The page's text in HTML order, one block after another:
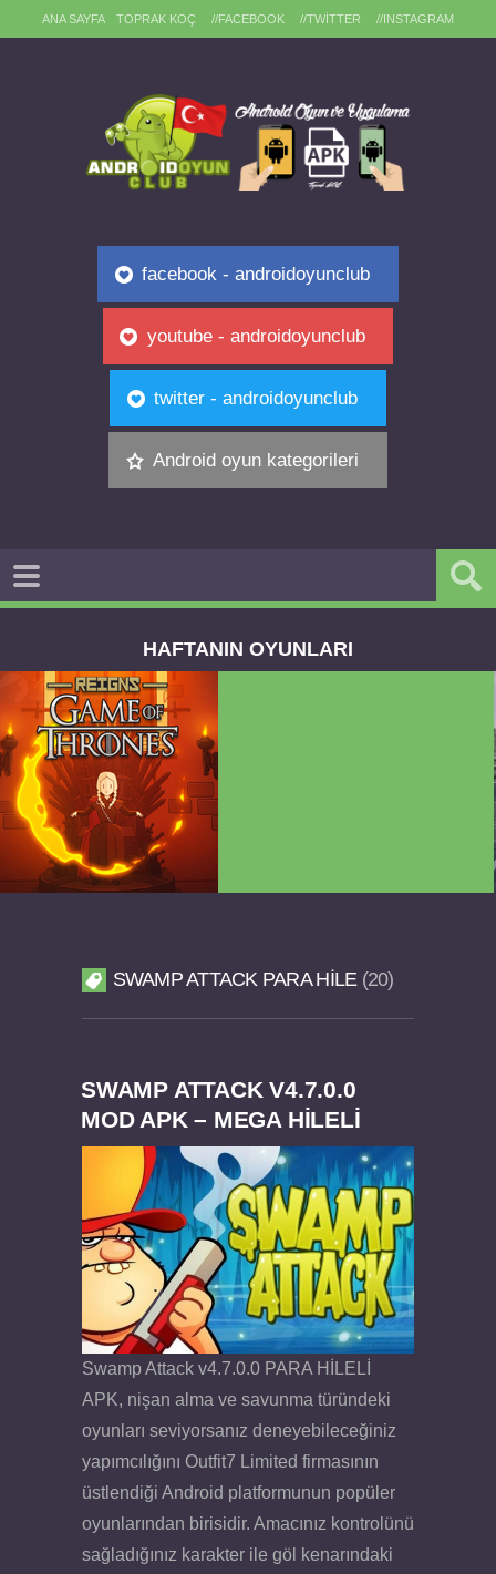
ANA SAYFA TOPRAK KOÇ //FACEBOOK //TWITTER //INSTAGRAM
facebook - androidoyunclub
youtube - androidoyunclub
twitter - androidoyunclub
Android oyun kategorileri
HAFTANIN OYUNLARI
Felix the Reaper v1.25 FULL APK
SWAMP ATTACK PARA HILE 20
SWAMP ATTACK V4.7.0.0
MOD APK – MEGA HİLELİ
Swamp Attack v4.7.0.0 PARA HİLELİ
APK, nişan alma ve savunma türündeki
oyunları seviyorsanız deneyebileceğiniz
yapımcılığını Outfit7 Limited firmasının
üstlendiği Android platformunun popüler
oyunlarından birisidir. Amacınız kontrolünü
sağladığınız karakter ile göl kenarındaki